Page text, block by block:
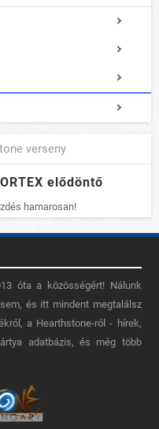
verseny
elődöntő
hamarosan!
óta a közösségért! Nálunk
és itt mindent megtalálsz
a Hearthstone-ról - hírek,
adatbázis, és még több